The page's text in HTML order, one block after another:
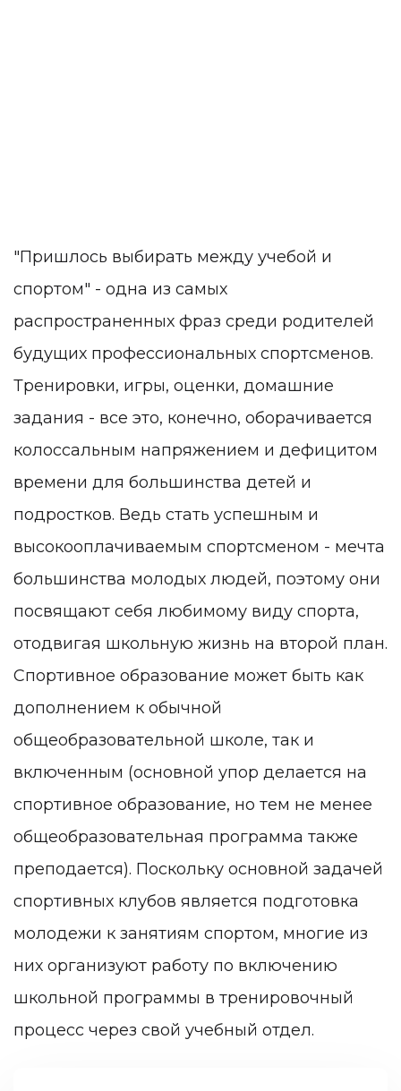
"Пришлось выбирать между учебой и
спортом" - одна из самых
распространенных фраз среди родителей
будущих профессиональных спортсменов.
Тренировки, игры, оценки, домашние
задания - все это, конечно, оборачивается
колоссальным напряжением и дефицитом
времени для большинства детей и
подростков. Ведь стать успешным и
высокооплачиваемым спортсменом - мечта
большинства молодых людей, поэтому они
посвящают себя любимому виду спорта,
отодвигая школьную жизнь на второй план.
Спортивное образование может быть как
дополнением к обычной
общеобразовательной школе, так и
включенным (основной упор делается на
спортивное образование, но тем не менее
общеобразовательная программа также
преподается). Поскольку основной задачей
спортивных клубов является подготовка
молодежи к занятиям спортом, многие из
них организуют работу по включению
школьной программы в тренировочный
процесс через свой учебный отдел.